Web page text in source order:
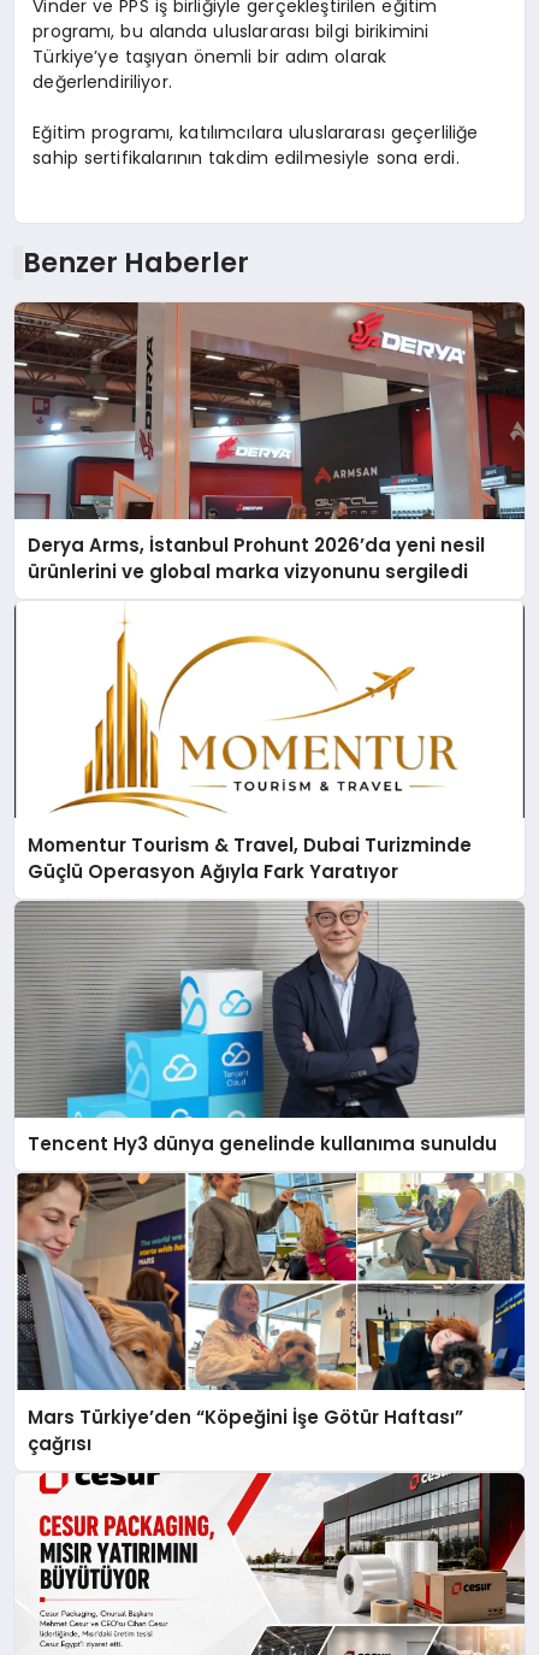
Vinder ve PPS iş birliğiyle gerçekleştirilen eğitim
programı, bu alanda uluslararası bilgi birikimini
Türkiye’ye taşıyan önemli bir adım olarak
değerlendiriliyor.
Eğitim programı, katılımcılara uluslararası geçerliliğe
sahip sertifikalarının takdim edilmesiyle sona erdi.
Benzer Haberler
Derya Arms, İstanbul Prohunt 2026’da yeni nesil
ürünlerini ve global marka vizyonunu sergiledi
Momentur Tourism & Travel, Dubai Turizminde
Güçlü Operasyon Ağıyla Fark Yaratıyor
Tencent Hy3 dünya genelinde kullanıma sunuldu
Mars Türkiye’den “Köpeğini İşe Götür Haftası”
çağrısı